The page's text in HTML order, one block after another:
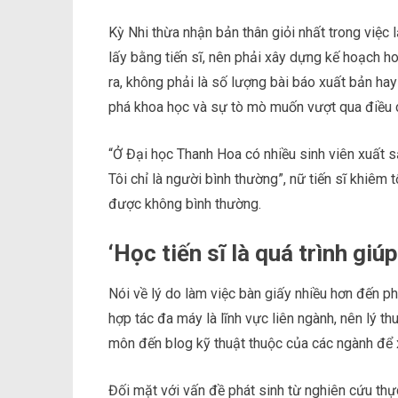
Kỳ Nhi thừa nhận bản thân giỏi nhất trong việc
lấy bằng tiến sĩ, nên phải xây dựng kế hoạch
ra, không phải là số lượng bài báo xuất bản
phá khoa học và sự tò mò muốn vượt qua điều
“Ở Đại học Thanh Hoa có nhiều sinh viên
Tôi chỉ là người bình thường”, nữ tiến sĩ khiêm
được không bình thường.
‘Học tiến sĩ là quá trình
Nói về lý do làm việc bàn giấy nhiều hơn đến
hợp tác đa máy là lĩnh vực liên ngành, nên lý
môn đến blog kỹ thuật thuộc của các ngành để
Đối mặt với vấn đề phát sinh từ nghiên cứu